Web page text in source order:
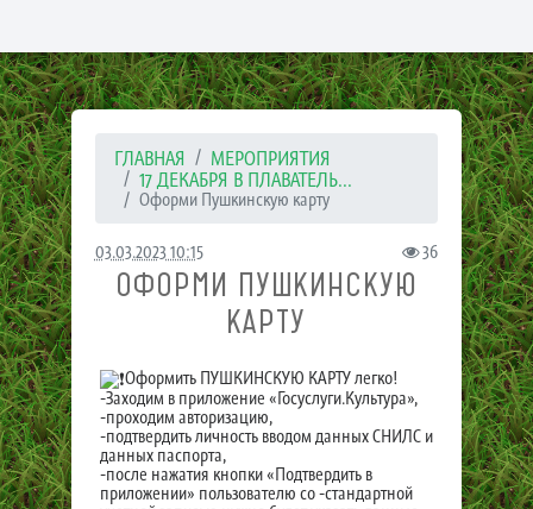
ГЛАВНАЯ
МЕРОПРИЯТИЯ
17 ДЕКАБРЯ В ПЛАВАТЕЛЬ...
Оформи Пушкинскую карту
03.03.2023 10:15 36
ОФОРМИ ПУШКИНСКУЮ
КАРТУ
Оформить ПУШКИНСКУЮ КАРТУ легко!
-Заходим в приложение «Госуслуги.Культура»,
-проходим авторизацию,
-подтвердить личность вводом данных СНИЛС и
данных паспорта,
-после нажатия кнопки «Подтвердить в
приложении» пользователю со -стандартной